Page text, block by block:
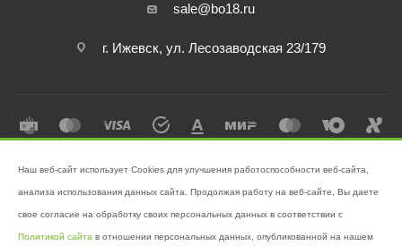
sale@bo18.ru
г. Ижевск, ул. Лесозаводская 23/179
поддержании чистоты!
Наш веб-сайт использует Cookies для улучшения работоспособности веб-сайта,
анализа использования данных сайта. Продолжая работу на веб-сайте, Вы даете
свое согласие на обработку своих персональных данных в соответствии с
Политикой сайта в отношении персональных данных, опубликованной на нашем